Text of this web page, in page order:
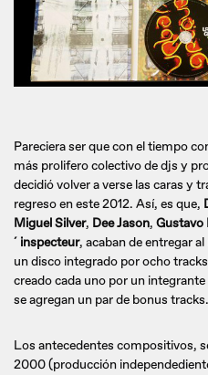
Pareciera ser que con el tiempo
más prolifero colectivo de djs y
decidió volver a verse las caras y
regreso en este 2012. Así, es que,
Miguel Silver, Dee Jason, Gustavo
´ inspecteur, acaban de entregar
un disco integrado por ocho
creado cada uno por un
se agregan un par de bonus tracks.
Los antecedentes compositivos,
2000 (producción